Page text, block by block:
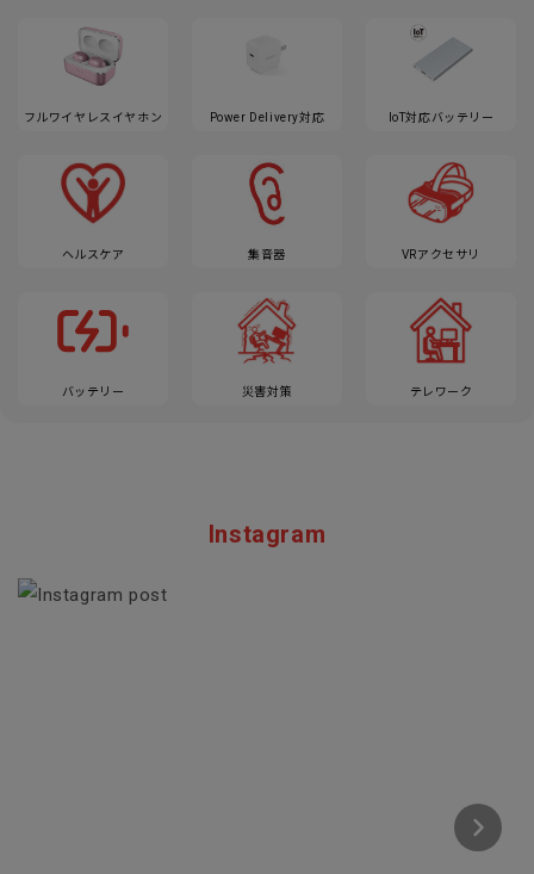
フルワイヤレスイヤホン Power Delivery対応 IoT対応バッテリー
ヘルスケア 集音器 VRアクセサリ
バッテリー 災害対策 テレワーク
Instagram